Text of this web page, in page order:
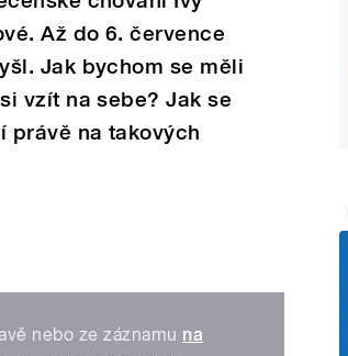
Až do 6. července
Jak bychom se měli
vzít na sebe? Jak se
právě na takových
nebo ze záznamu na